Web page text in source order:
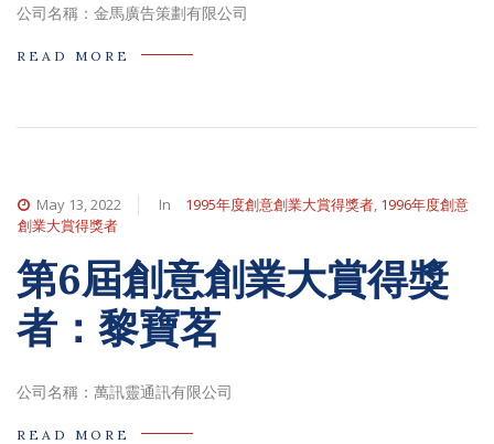
公司名稱：金馬廣告策劃有限公司
READ MORE
May 13, 2022 In 1995年度創意創業大賞得獎者, 1996年度創意
創業大賞得獎者
第6屆創意創業大賞得獎
者：黎寶茗
公司名稱：萬訊靈通訊有限公司
READ MORE